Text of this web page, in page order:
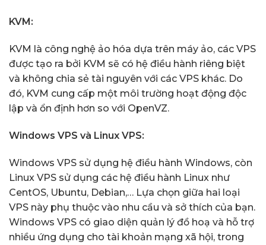
KVM:
KVM là công nghệ ảo hóa dựa trên máy ảo, các VPS
được tạo ra bởi KVM sẽ có hệ điều hành riêng biệt
và không chia sẻ tài nguyên với các VPS khác. Do
đó, KVM cung cấp một môi trường hoạt động độc
lập và ổn định hơn so với OpenVZ.
Windows VPS và Linux VPS:
Windows VPS sử dụng hệ điều hành Windows, còn
Linux VPS sử dụng các hệ điều hành Linux như
CentOS, Ubuntu, Debian,… Lựa chọn giữa hai loại
VPS này phụ thuộc vào nhu cầu và sở thích của bạn.
Windows VPS có giao diện quản lý đồ hoạ và hỗ trợ
nhiều ứng dụng cho tài khoản mạng xã hội, trong